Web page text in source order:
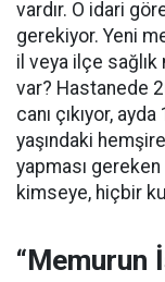
vardır. O idari
gerekiyor. Yeni
il veya ilçe
var? Hastanede
canı çıkıyor,
yaşındaki
yapması gereken
kimseye, hiçbir
“Memurun